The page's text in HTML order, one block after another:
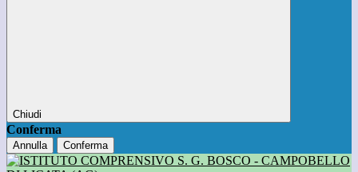
Chiudi
Conferma
Annulla Conferma